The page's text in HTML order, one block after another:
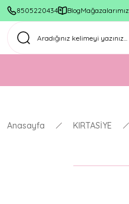
8505220434 BlogMağazalarımız
Anasayfa KIRTASİYE